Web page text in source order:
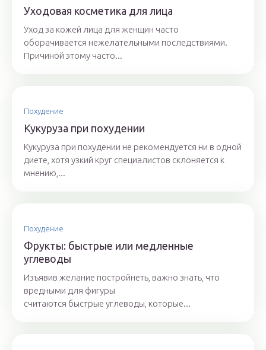
Уходовая косметика для лица
Уход за кожей лица для женщин часто
оборачивается нежелательными последствиями.
Причиной этому часто...
Похудение
Кукуруза при похудении
Кукуруза при похудении не рекомендуется ни в одной
диете, хотя узкий круг специалистов склоняется к
мнению,...
Похудение
Фрукты: быстрые или медленные
углеводы
Изъявив желание постройнеть, важно знать, что
вредными для фигуры
считаются быстрые углеводы, которые...